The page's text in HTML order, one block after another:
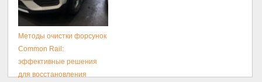
Методы очистки форсунок
Common Rail:
эффективные решения
для восстановления